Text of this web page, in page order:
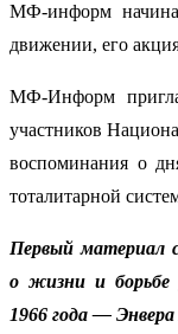
МФ-информ
движении, его
МФ-Информ
участников
воспоминания о
тоталитарной
Первый материал
о жизни и борьбе
1966 года —